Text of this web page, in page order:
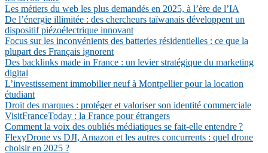
Les métiers du web les plus demandés en 2025, à l’ère de l’IA
De l’énergie illimitée : des chercheurs taïwanais développent un
dispositif piézoélectrique innovant
Focus sur les inconvénients des batteries résidentielles : ce que la
plupart des Français ignorent
Des backlinks made in France : un levier stratégique du marketing
digital
L’investissement immobilier neuf à Montpellier pour la location
étudiant
Droit des marques : protéger et valoriser son identité commerciale
VisitFranceToday : la France pour étrangers
Comment la voix des oubliés médiatiques se fait-elle entendre ?
FlexyDrone vs DJI, Amazon et les autres concurrents : quel drone
choisir en 2025 ?